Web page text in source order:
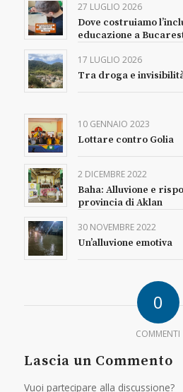
27 LUGLIO 2026
Dove costruiamo
educazione a
17 LUGLIO 2026
Tra droga e
10 GENNAIO 2023
Lottare contro Golia
2 DICEMBRE 2022
Baha: Alluvione e
provincia di Aklan
30 NOVEMBRE 2022
Un’alluvione emotiva
0
COMMENTI
Lascia un Commento
Vuoi partecipare alla discussione?